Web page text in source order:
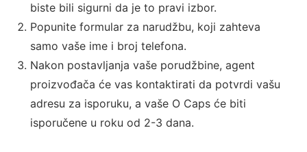
biste bili sigurni da je to pravi izbor.
Popunite formular za narudžbu, koji zahteva
samo vaše ime i broj telefona.
Nakon postavljanja vaše porudžbine, agent
proizvođača će vas kontaktirati da potvrdi vašu
adresu za isporuku, a vaše O Caps će biti
isporučene u roku od 2-3 dana.